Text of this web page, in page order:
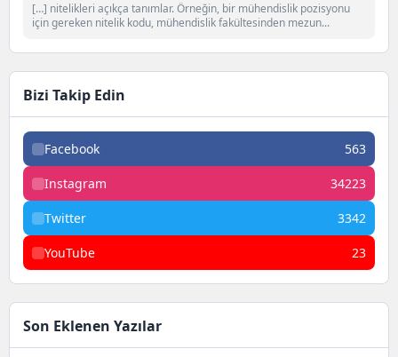
[…] nitelikleri açıkça tanımlar. Örneğin, bir mühendislik pozisyonu
için gereken nitelik kodu, mühendislik fakültesinden mezun...
Bizi Takip Edin
Facebook 563
Instagram 34223
Twitter 3342
YouTube 23
Son Eklenen Yazılar